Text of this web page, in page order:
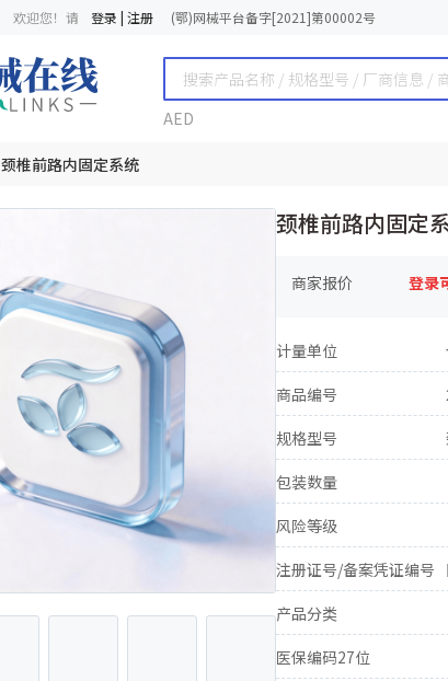
欢迎您！请 登录 | 注册 (鄂)网械平台备字[2021]第00002号
AED
颈椎前路内固定系统
颈椎前路内固定
商家报价 登录
计量单位
商品编号
规格型号
包装数量
风险等级
注册证号/备案凭证编号
产品分类
医保编码27位